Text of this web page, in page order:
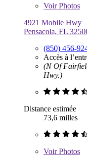
VoirPhotos
4921 Mobile Hwy
Pensacola, FL
(850) 456-
Accès à
(N Of
Hwy.)
Distance estimée
73,6 milles
VoirPhotos